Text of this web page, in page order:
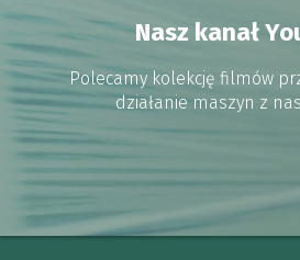
Nasz kanał
Polecamy kolekcję filmów
działanie maszyn z